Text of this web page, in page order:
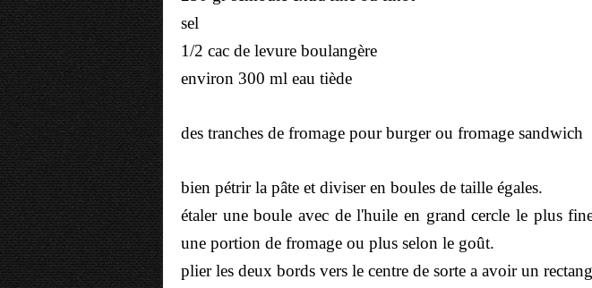
sel
1/2 cac de levure boulangère
environ 300 ml eau tiède
des tranches de fromage pour burger ou fromage sandwich
bien pétrir la pâte et diviser en boules de taille égales.
étaler une boule avec de l'huile en grand cercle le plus
une portion de fromage ou plus selon le goût.
plier les deux bords vers le centre de sorte a avoir un